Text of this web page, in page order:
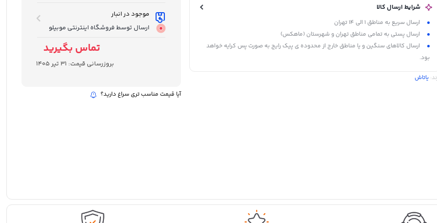
شرایط ارسال کالا
ارسال سریع به مناطق 1 الی 14 تهران
ارسال پستی به تمامی مناطق تهران و شهرستان (ماهکس)
ارسال کالاهای سنگین و یا مناطق خارج از محدوده ی پیک رایج به صورت پس کرایه خواهد
بود.
یاتاش
موجود در انبار
ارسال توسط فروشگاه اینترنتی موبیلو
تماس بگیرید
بروزرسانی قیمت: 31 تیر 1405
آیا قیمت مناسب تری سراغ دارید؟